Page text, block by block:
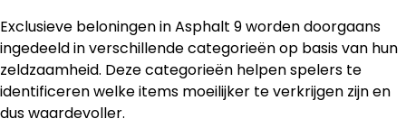
Exclusieve beloningen in Asphalt 9 worden doorgaans
ingedeeld in verschillende categorieën op basis van hun
zeldzaamheid. Deze categorieën helpen spelers te
identificeren welke items moeilijker te verkrijgen zijn en
dus waardevoller.